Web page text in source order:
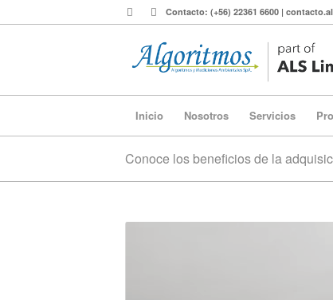
Contacto: (+56) 22361 6600 |
Inicio Nosotros Servicios
Conoce los beneficios de la